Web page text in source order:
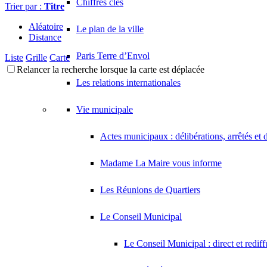
Chiffres clés
Le plan de la ville
Paris Terre d’Envol
Les relations internationales
Vie municipale
Actes municipaux : délibérations, arrêtés et
Madame La Maire vous informe
Les Réunions de Quartiers
Le Conseil Municipal
Le Conseil Municipal : direct et
Trier par : Titre
Aléatoire
Distance
Liste Grille Carte
Relancer la recherche lorsque la carte est déplacée